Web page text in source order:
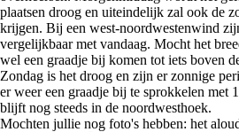
plaatsen droog en uiteindelijk zal ook de
krijgen. Bij een west-noordwestenwind
vergelijkbaar met vandaag. Mocht het
wel een graadje bij komen tot iets boven
Zondag is het droog en zijn er zonnige
er weer een graadje bij te sprokkelen met
blijft nog steeds in de noordwesthoek.
Mochten jullie nog foto's hebben: het